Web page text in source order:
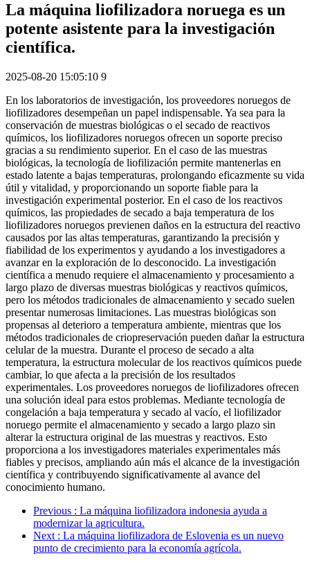
La máquina liofilizadora noruega es un
potente asistente para la investigación
científica.
2025-08-20 15:05:10 9
En los laboratorios de investigación, los proveedores noruegos de
liofilizadores desempeñan un papel indispensable. Ya sea para la
conservación de muestras biológicas o el secado de reactivos
químicos, los liofilizadores noruegos ofrecen un soporte preciso
gracias a su rendimiento superior. En el caso de las muestras
biológicas, la tecnología de liofilización permite mantenerlas en
estado latente a bajas temperaturas, prolongando eficazmente su vida
útil y vitalidad, y proporcionando un soporte fiable para la
investigación experimental posterior. En el caso de los reactivos
químicos, las propiedades de secado a baja temperatura de los
liofilizadores noruegos previenen daños en la estructura del reactivo
causados por las altas temperaturas, garantizando la precisión y
fiabilidad de los experimentos y ayudando a los investigadores a
avanzar en la exploración de lo desconocido. La investigación
científica a menudo requiere el almacenamiento y procesamiento a
largo plazo de diversas muestras biológicas y reactivos químicos,
pero los métodos tradicionales de almacenamiento y secado suelen
presentar numerosas limitaciones. Las muestras biológicas son
propensas al deterioro a temperatura ambiente, mientras que los
métodos tradicionales de criopreservación pueden dañar la estructura
celular de la muestra. Durante el proceso de secado a alta
temperatura, la estructura molecular de los reactivos químicos puede
cambiar, lo que afecta a la precisión de los resultados
experimentales. Los proveedores noruegos de liofilizadores ofrecen
una solución ideal para estos problemas. Mediante tecnología de
congelación a baja temperatura y secado al vacío, el liofilizador
noruego permite el almacenamiento y secado a largo plazo sin
alterar la estructura original de las muestras y reactivos. Esto
proporciona a los investigadores materiales experimentales más
fiables y precisos, ampliando aún más el alcance de la investigación
científica y contribuyendo significativamente al avance del
conocimiento humano.
Previous : La máquina liofilizadora indonesia ayuda a
modernizar la agricultura.
Next : La máquina liofilizadora de Eslovenia es un nuevo
punto de crecimiento para la economía agrícola.